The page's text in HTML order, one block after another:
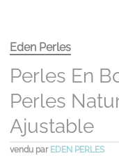
Eden Perles
Perles En
Perles
Ajustable
vendu par EDEN PERLES